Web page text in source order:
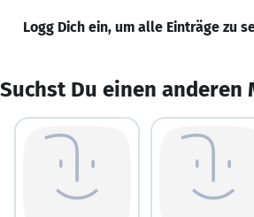
Logg Dich ein, um alle Einträge zu
Suchst Du einen anderen